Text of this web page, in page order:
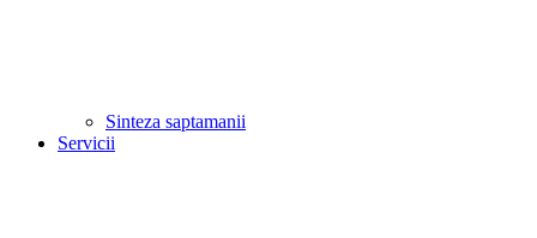
Sinteza saptamanii
Servicii